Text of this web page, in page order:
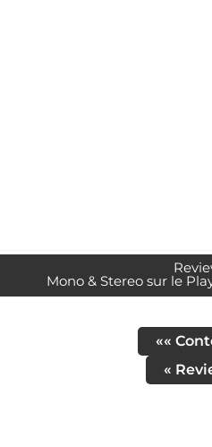
Mono & Stereo sur le
««
«